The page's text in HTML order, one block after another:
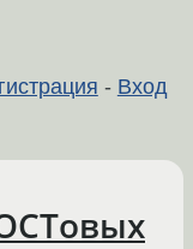
- Вход